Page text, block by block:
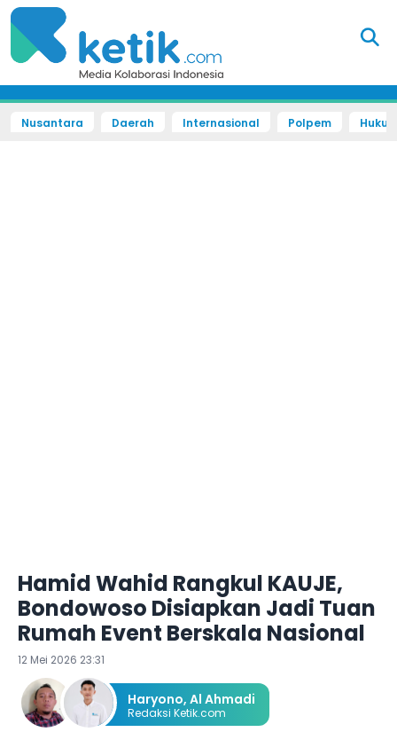
Nusantara Daerah Internasional Polpem
Hamid Wahid Rangkul KAUJE,
Bondowoso Disiapkan Jadi Tuan
Rumah Event Berskala Nasional
12 Mei 2026 23:31
Haryono, Al Ahmadi
Redaksi Ketik.com